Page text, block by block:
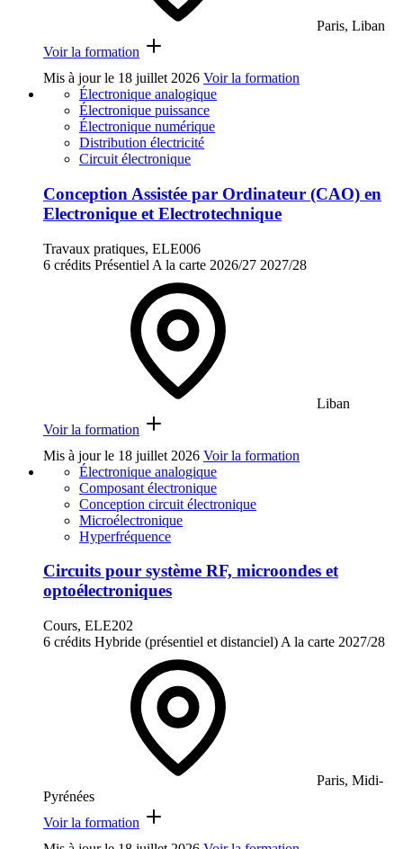
Paris, Liban
Voir la formation
Mis à jour le 18 juillet 2026 Voir la formation
Électronique analogique
Électronique puissance
Électronique numérique
Distribution électricité
Circuit électronique
Conception Assistée par Ordinateur (CAO) en
Electronique et Electrotechnique
Travaux pratiques, ELE006
6 crédits Présentiel A la carte 2026/27 2027/28
Liban
Voir la formation
Mis à jour le 18 juillet 2026 Voir la formation
Électronique analogique
Composant électronique
Conception circuit électronique
Microélectronique
Hyperfréquence
Circuits pour système RF, microondes et
optoélectroniques
Cours, ELE202
6 crédits Hybride (présentiel et distanciel) A la carte 2027/28
Paris, Midi-
Pyrénées
Voir la formation